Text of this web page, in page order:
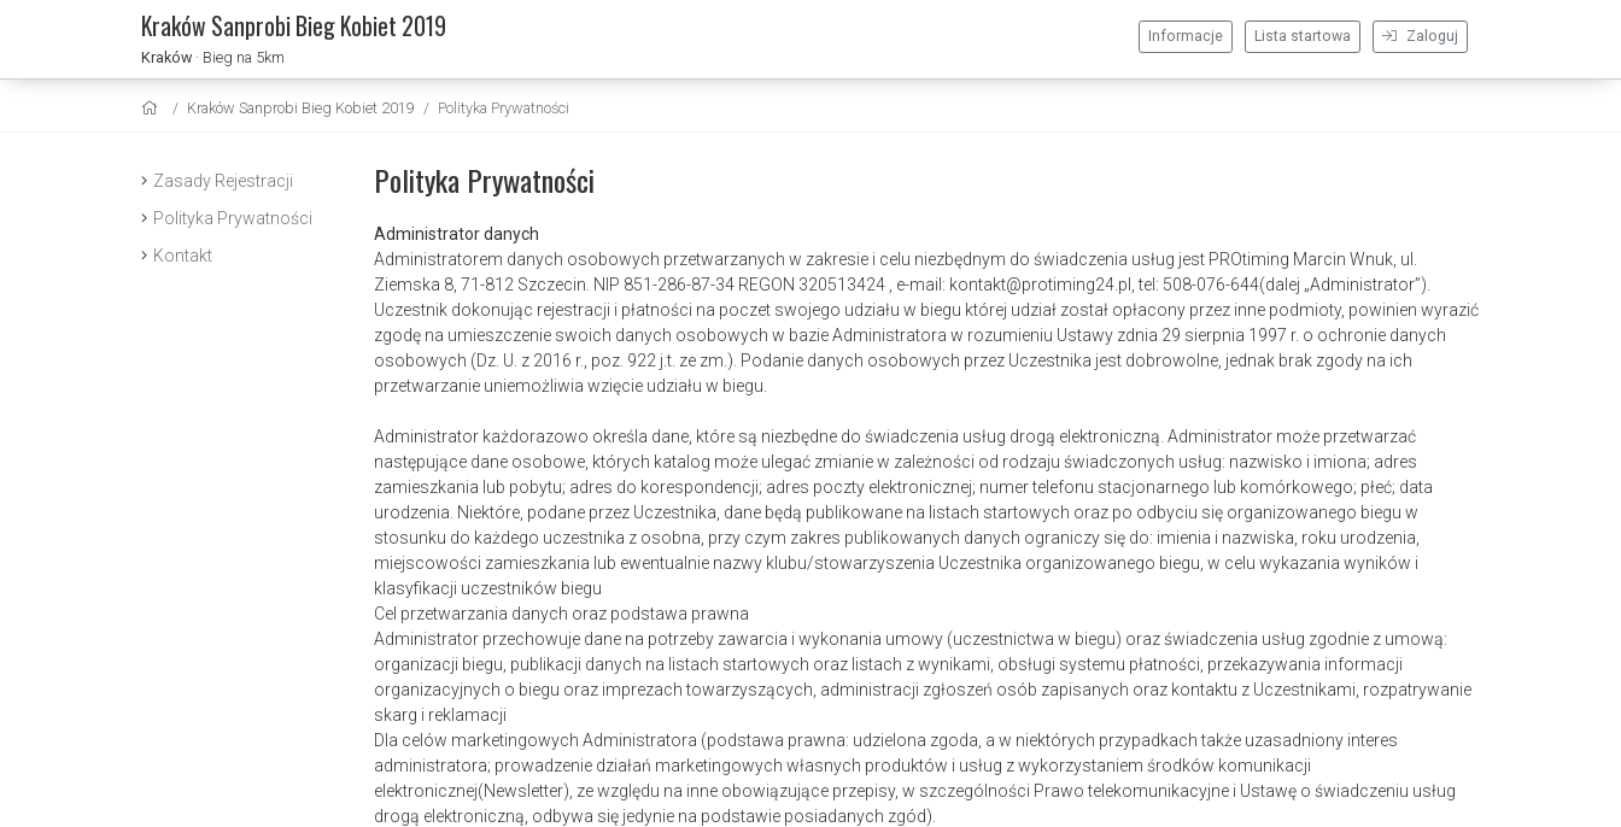
Kraków Sanprobi Bieg Kobiet 2019
Kraków · Bieg na 5km
Zaloguj
Lista startowa
Informacje
Kraków Sanprobi Bieg Kobiet 2019 Polityka Prywatności
Zasady Rejestracji
Polityka Prywatności
Kontakt
Polityka Prywatności
Administrator danych
Administratorem danych osobowych przetwarzanych w zakresie i celu niezbędnym do świadczenia usług jest PROtiming Marcin Wnuk, ul.
Ziemska 8, 71-812 Szczecin. NIP 851-286-87-34 REGON 320513424 , e-mail: kontakt@protiming24.pl, tel: 508-076-644(dalej „Administrator”).
Uczestnik dokonując rejestracji i płatności na poczet swojego udziału w biegu której udział został opłacony przez inne podmioty, powinien wyrazić
zgodę na umieszczenie swoich danych osobowych w bazie Administratora w rozumieniu Ustawy zdnia 29 sierpnia 1997 r. o ochronie danych
osobowych (Dz. U. z 2016 r., poz. 922 j.t. ze zm.). Podanie danych osobowych przez Uczestnika jest dobrowolne, jednak brak zgody na ich
przetwarzanie uniemożliwia wzięcie udziału w biegu.
Administrator każdorazowo określa dane, które są niezbędne do świadczenia usług drogą elektroniczną. Administrator może przetwarzać
następujące dane osobowe, których katalog może ulegać zmianie w zależności od rodzaju świadczonych usług: nazwisko i imiona; adres
zamieszkania lub pobytu; adres do korespondencji; adres poczty elektronicznej; numer telefonu stacjonarnego lub komórkowego; płeć; data
urodzenia. Niektóre, podane przez Uczestnika, dane będą publikowane na listach startowych oraz po odbyciu się organizowanego biegu w
stosunku do każdego uczestnika z osobna, przy czym zakres publikowanych danych ograniczy się do: imienia i nazwiska, roku urodzenia,
miejscowości zamieszkania lub ewentualnie nazwy klubu/stowarzyszenia Uczestnika organizowanego biegu, w celu wykazania wyników i
klasyfikacji uczestników biegu
Cel przetwarzania danych oraz podstawa prawna
Administrator przechowuje dane na potrzeby zawarcia i wykonania umowy (uczestnictwa w biegu) oraz świadczenia usług zgodnie z umową:
organizacji biegu, publikacji danych na listach startowych oraz listach z wynikami, obsługi systemu płatności, przekazywania informacji
organizacyjnych o biegu oraz imprezach towarzyszących, administracji zgłoszeń osób zapisanych oraz kontaktu z Uczestnikami, rozpatrywanie
skarg i reklamacji
Dla celów marketingowych Administratora (podstawa prawna: udzielona zgoda, a w niektórych przypadkach także uzasadniony interes
administratora; prowadzenie działań marketingowych własnych produktów i usług z wykorzystaniem środków komunikacji
elektronicznej(Newsletter), ze względu na inne obowiązujące przepisy, w szczególności Prawo telekomunikacyjne i Ustawę o świadczeniu usług
drogą elektroniczną, odbywa się jedynie na podstawie posiadanych zgód).